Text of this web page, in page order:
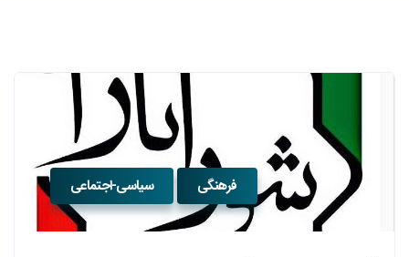
فرهنگی سیاسی-اجتماعی